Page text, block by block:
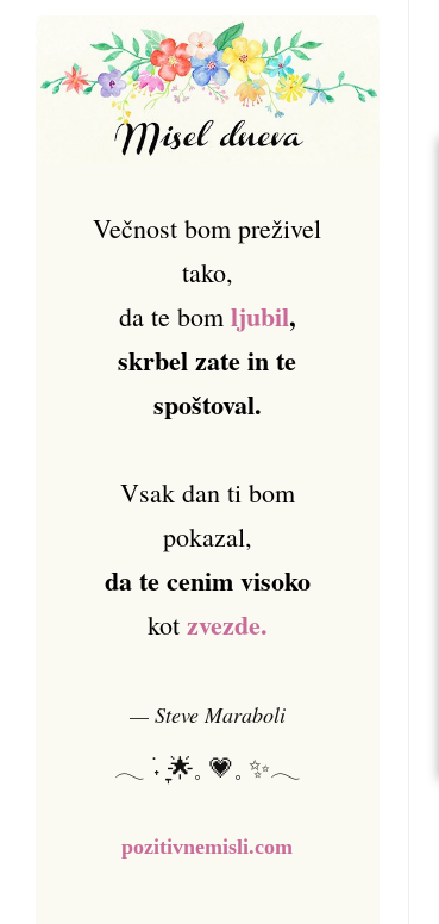
Večnost bom preživel
tako,
da te bom ljubil,
skrbel zate in te
spoštoval.
Vsak dan ti bom
pokazal,
da te cenim visoko
kot zvezde.
— Steve Maraboli
𓂃 ࣪˖ ִֶָ🌟𓈒 💗𓈒 ✨𓂃
pozitivnemisli.com